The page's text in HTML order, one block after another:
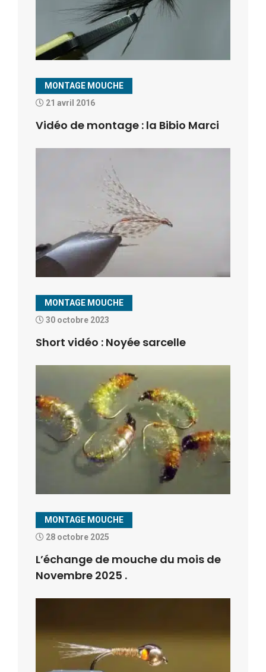
MONTAGE MOUCHE
21 avril 2016
Vidéo de montage : la Bibio Marci
MONTAGE MOUCHE
30 octobre 2023
Short vidéo : Noyée sarcelle
MONTAGE MOUCHE
28 octobre 2025
L’échange de mouche du mois de
Novembre 2025 .